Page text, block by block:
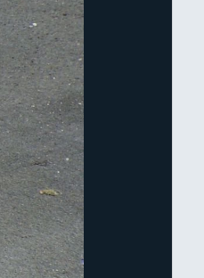
Bildwerkzeuge